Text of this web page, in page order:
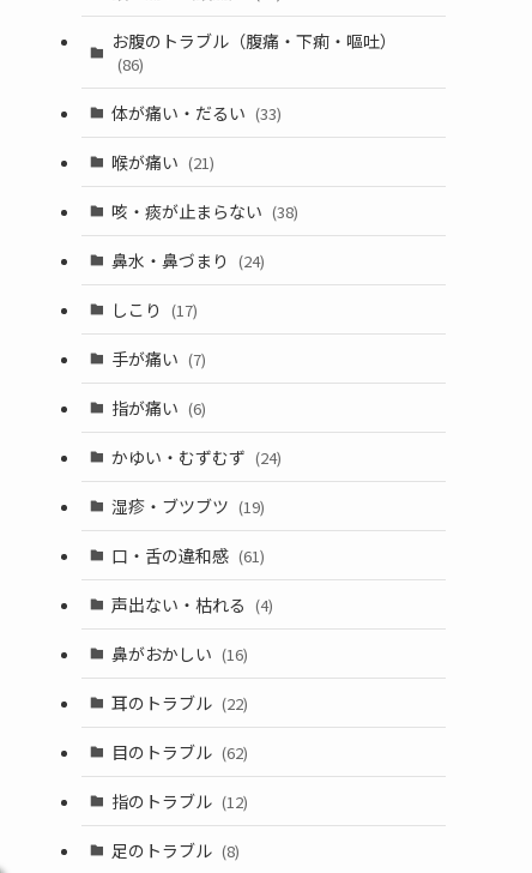
お腹のトラブル（腹痛・下痢・嘔吐）
(86)
体が痛い・だるい (33)
喉が痛い (21)
咳・痰が止まらない (38)
鼻水・鼻づまり (24)
しこり (17)
手が痛い (7)
指が痛い (6)
かゆい・むずむず (24)
湿疹・ブツブツ (19)
口・舌の違和感 (61)
声出ない・枯れる (4)
鼻がおかしい (16)
耳のトラブル (22)
目のトラブル (62)
指のトラブル (12)
足のトラブル (8)